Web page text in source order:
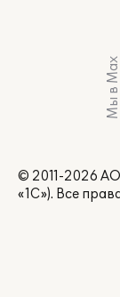
Мы в Max
© 2011-2026
«1С»). Все